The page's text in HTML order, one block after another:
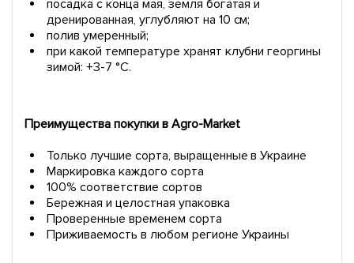
посадка с конца мая, земля богатая и
дренированная, углубляют на 10 см;
полив умеренный;
при какой температуре хранят клубни георгины
зимой: +3-7 °C.
Преимущества покупки в Agro-Market
Только лучшие сорта, выращенные в Украине
Маркировка каждого сорта
100% соответствие сортов
Бережная и целостная упаковка
Проверенные временем сорта
Приживаемость в любом регионе Украины